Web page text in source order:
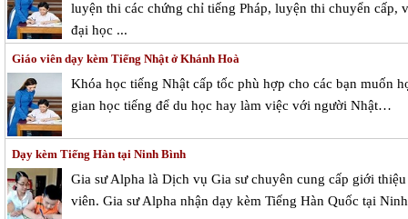
luyện thi các chứng chỉ tiếng Pháp, luyện thi chuyển
đại học ...
Giáo viên dạy kèm Tiếng Nhật ở Khánh Hoà
Khóa học tiếng Nhật cấp tốc phù hợp cho các bạn muốn
gian học tiếng để du học hay làm việc với người Nhật…
Dạy kèm Tiếng Hàn tại Ninh Bình
Gia sư Alpha là Dịch vụ Gia sư chuyên cung cấp giới
viên. Gia sư Alpha nhận dạy kèm Tiếng Hàn Quốc tại